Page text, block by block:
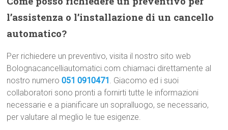
l’assistenza o l’installazione di un cancello
automatico?
Per richiedere un preventivo, visita il nostro sito web
Bolognacancelliautomatici.com chiamaci direttamente al
nostro numero051 0910471 . Giacomo ed i suoi
collaboratori sono pronti a fornirti tutte le informazioni
necessarie e a pianificare un sopralluogo, se necessario,
per valutare al meglio le tue esigenze.